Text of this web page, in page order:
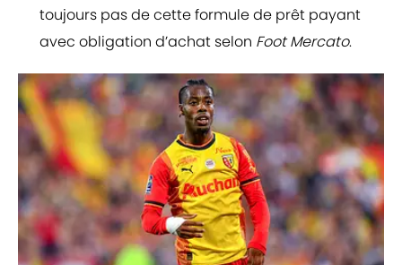
toujours pas de cette formule de prêt payant
avec obligation d’achat selon Foot Mercato.